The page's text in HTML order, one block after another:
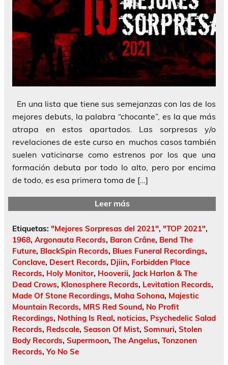
En una lista que tiene sus semejanzas con las de los
mejores debuts, la palabra “chocante”, es la que más
atrapa en estos apartados. Las sorpresas y/o
revelaciones de este curso en muchos casos también
suelen vaticinarse como estrenos por los que una
formación debuta por todo lo alto, pero por encima
de todo, es esa primera toma de […]
Leer más
Etiquetas: "Mejores Sorpresas del 2021", "TOP 2021",
1968, Argonauta Records, Baron Crâne, Bend The
Future, BlackSpin Records, Blues Funeral Recordings,
Conclave, Desert Records, Djiin, Forbidden Place
Records, Holy Monitor, Hooverii, Jack Harlon & The
Dead Crows, Klonosphere Records, Levitation Records,
Made Of Stone Recordings, Maha Sohona, Majestic
Mountain Records, MRS Red Sound, No Profit
Recordings, Nothing Is Real, noticias, Psychedelic Salad
Records, Redscale, Season Of Mist, Somnuri, Stolen
Body Records, Supermoon, The Angelus, Tonzonen
Records,Yo No Se